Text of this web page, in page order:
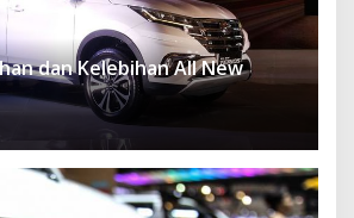
dan Kelebihan All New